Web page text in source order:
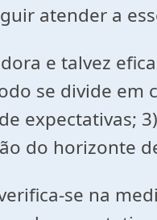
atender a
e talvez
se divide em
expectativas;
do horizonte
se na